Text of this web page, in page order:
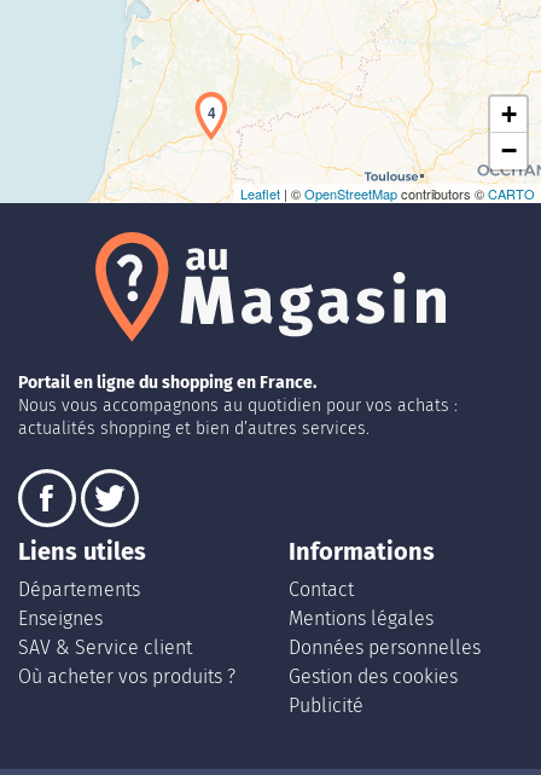
4
+
−
Leaflet | ©OpenStreetMapcontributors ©CARTO
Portail en ligne du shopping en France.
Nous vous accompagnons au quotidien pour vos achats :
actualités shopping et bien d’autres services.
Liens utiles
Départements
Enseignes
SAV & Service client
Où acheter vos produits ?
Informations
Contact
Mentions légales
Données personnelles
Gestion des cookies
Publicité